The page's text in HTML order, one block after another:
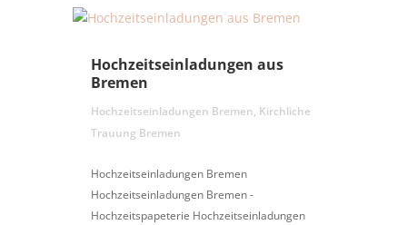
Hochzeitseinladungen aus
Bremen
Hochzeitseinladungen Bremen, Kirchliche
Trauung Bremen
Hochzeitseinladungen Bremen
Hochzeitseinladungen Bremen -
Hochzeitspapeterie Hochzeitseinladungen